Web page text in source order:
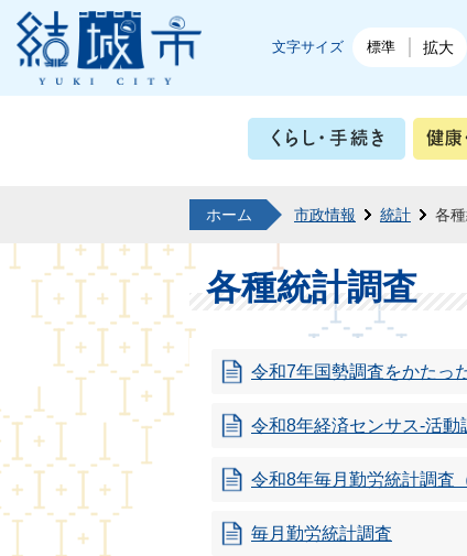
結城市公式ホームページ
文字サイズ 標準 拡大
くら
ホーム 市政情報 統計 各
各種統計調査
令和7年国勢調査をかたっ
令和8年経済センサス-活
令和8年毎月勤労統計調査
毎月勤労統計調査